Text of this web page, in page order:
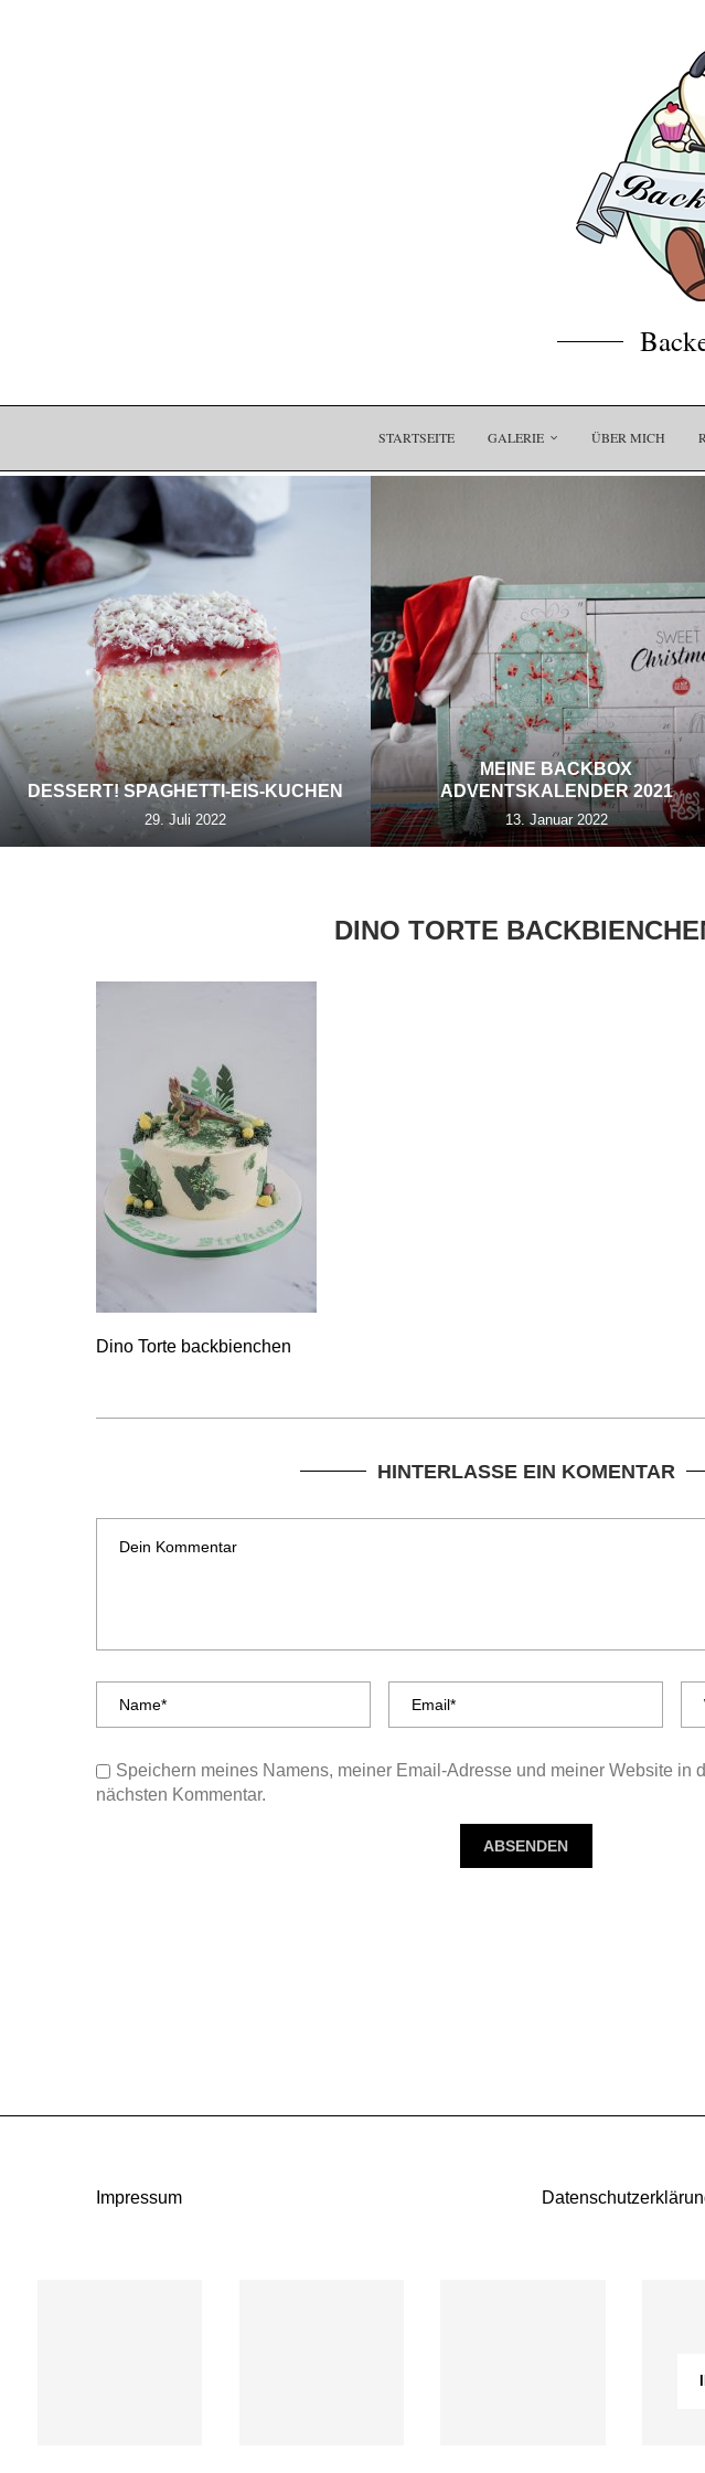
STARTSEITE GALERIE ÜBER MICH
DESSERT! SPAGHETTI-EIS-KUCHEN
29. Juli 2022
MEINE BACKBOX
ADVENTSKALENDER 2021
13. Januar 2022
DINO TORTE
Dino Torte backbienchen
HINTERLASSE EIN KOMENTAR
Speichern meines Namens, meiner Email-Adresse und meiner Website in
nächsten Kommentar.
Impressum